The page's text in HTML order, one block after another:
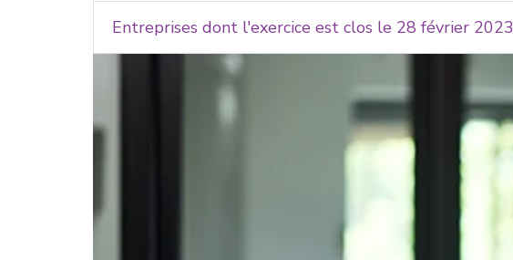
Entreprises dont l'exercice est clos le 28 février 2023